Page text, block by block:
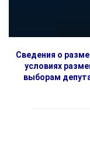
Сведения о
условиях
выборам